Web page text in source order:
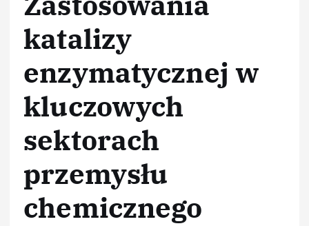
katalizy
enzymatycznej w
kluczowych
sektorach
przemysłu
chemicznego